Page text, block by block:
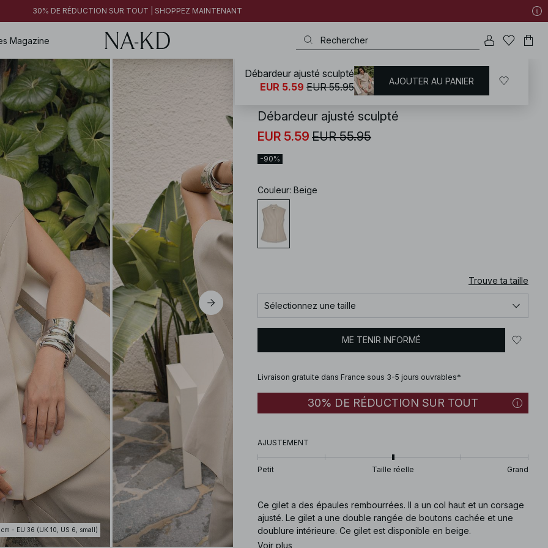
30% DE RÉDUCTION SUR TOUT | SHOPPEZ MAINTENANT
Magazine
cm - EU 36 (UK 10, US 6, small)
NA-KD / Blazers / Blazer sans manches
Débardeur ajusté sculpté
EUR 5.59 EUR 55.95
-90%
Couleur: Beige
Trouve ta taille
Sélectionnez une taille
ME TENIR INFORMÉ
Livraison gratuite dans France sous 3-5 jours ouvrables*
30% DE RÉDUCTION SUR TOUT
AJUSTEMENT
Petit Taille réelle Grand
Ce gilet a des épaules rembourrées. Il a un col haut et un corsage
ajusté. Le gilet a une double rangée de boutons cachée et une
doublure intérieure. Ce gilet est disponible en beige.
Voir plus
Débardeur ajusté sculpté
EUR 5.59 EUR 55.95 AJOUTER AU PANIER